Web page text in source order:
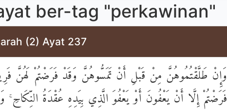
ber-tag "perkawinan"
(2) Ayat 237
وَإِنْ طَلَّقْتُمُوهُنَّ مِنْ قَبْلِ أَنْ تَمَسُّوهُنَّ وَقَدْ فَرَضْتُمْ لَهُنَّ
فَرَضْتُمْ إِلَّا أَنْ يَعْفُونَ أَوْ يَعْفُوَ الَّذِي بِيَدِهِ عُقْدَةُ النِّكَاحِ